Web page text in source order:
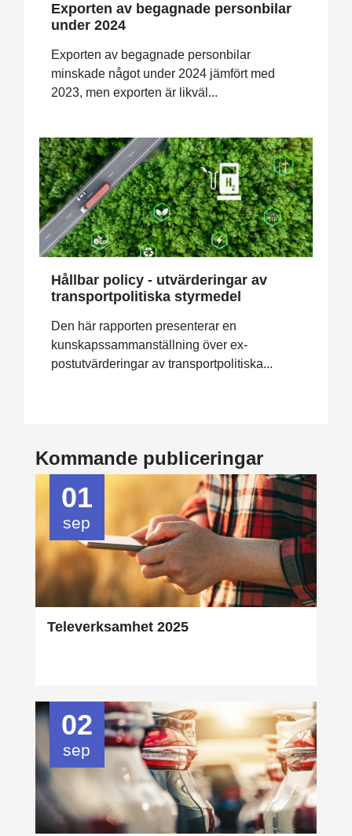
Exporten av begagnade personbilar
under 2024
Exporten av begagnade personbilar
minskade något under 2024 jämfört med
2023, men exporten är likväl...
Hållbar policy - utvärderingar av
transportpolitiska styrmedel
Den här rapporten presenterar en
kunskapssammanställning över ex-
postutvärderingar av transportpolitiska...
Kommande publiceringar
01
sep
Televerksamhet 2025
02
sep